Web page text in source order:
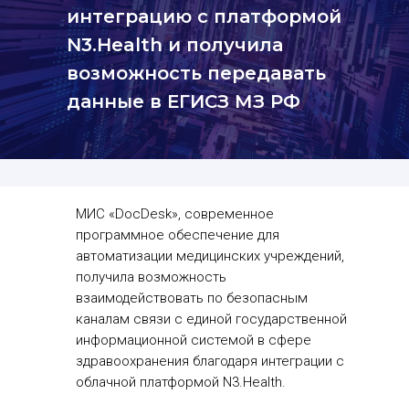
интеграцию с платформой
N3.Health и получила
возможность передавать
данные в ЕГИСЗ МЗ РФ
МИС «DocDesk», современное
программное обеспечение для
автоматизации медицинских учреждений,
получила возможность
взаимодействовать по безопасным
каналам связи с единой государственной
информационной системой в сфере
здравоохранения благодаря интеграции с
облачной платформой N3.Health.